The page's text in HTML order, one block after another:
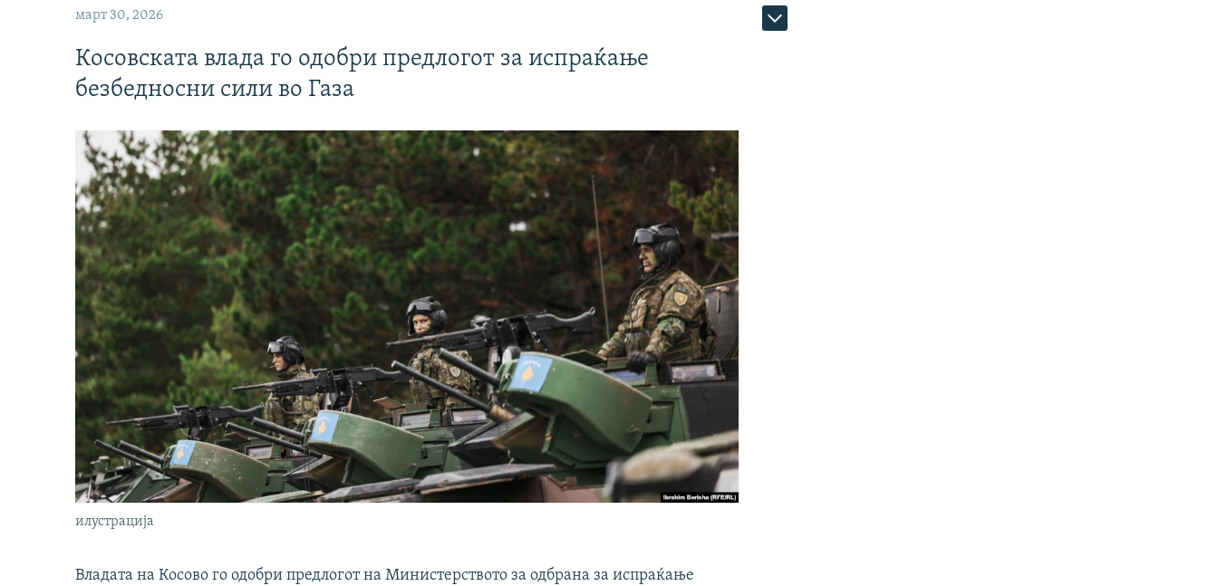
март 30, 2026
Косовската влада го одобри предлогот за испраќање
безбедносни сили во Газа
илустрација
Владата на Косово го одобри предлогот на Министерството за одбрана за испраќање